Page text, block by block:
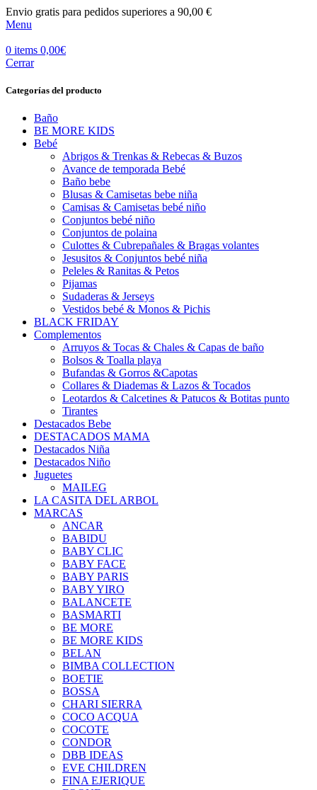
Envio gratis para pedidos superiores a 90,00 €
Menu
0 items 0,00€
Cerrar
Categorías del producto
Baño
BE MORE KIDS
Bebé
Abrigos & Trenkas & Rebecas & Buzos
Avance de temporada Bebé
Baño bebe
Blusas & Camisetas bebe niña
Camisas & Camisetas bebé niño
Conjuntos bebé niño
Conjuntos de polaina
Culottes & Cubrepañales & Bragas volantes
Jesusitos & Conjuntos bebé niña
Peleles & Ranitas & Petos
Pijamas
Sudaderas & Jerseys
Vestidos bebé & Monos & Pichis
BLACK FRIDAY
Complementos
Arruyos & Tocas & Chales & Capas de baño
Bolsos & Toalla playa
Bufandas & Gorros &Capotas
Collares & Diademas & Lazos & Tocados
Leotardos & Calcetines & Patucos & Botitas punto
Tirantes
Destacados Bebe
DESTACADOS MAMA
Destacados Niña
Destacados Niño
Juguetes
MAILEG
LA CASITA DEL ARBOL
MARCAS
ANCAR
BABIDU
BABY CLIC
BABY FACE
BABY PARIS
BABY YIRO
BALANCETE
BASMARTI
BE MORE
BE MORE KIDS
BELAN
BIMBA COLLECTION
BOETIE
BOSSA
CHARI SIERRA
COCO ACQUA
COCOTE
CONDOR
DBB IDEAS
EVE CHILDREN
FINA EJERIQUE